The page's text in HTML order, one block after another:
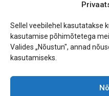
Sellel veebilehel kasutatakse
kasutamise põhimõtetega
Valides „Nõustun", annad
kasutamiseks.